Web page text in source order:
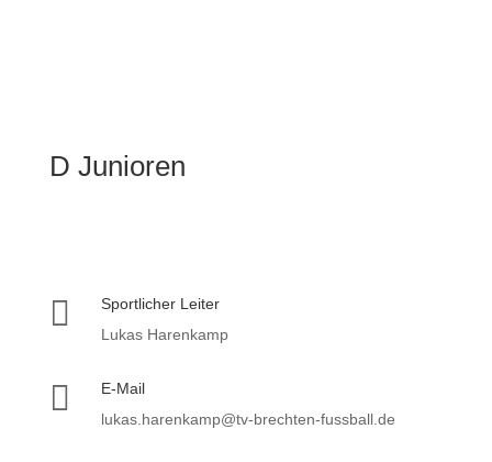
D Junioren

Sportlicher Leiter
Lukas Harenkamp

E-Mail
lukas.harenkamp@tv-brechten-fussball.de